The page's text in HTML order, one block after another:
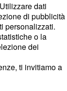
dati
di pubblicità
personalizzati.
o la
dei
ti invitiamo a